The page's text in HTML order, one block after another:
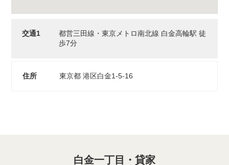
交通1
都営三田線・東京メトロ南北線 白金高輪駅 徒
歩7分
住所 東京都 港区白金1-5-16
白金一丁目・貸家